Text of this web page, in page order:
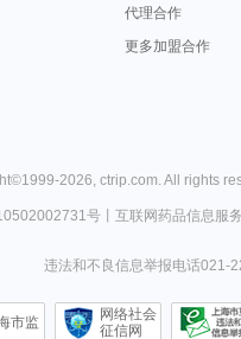
代理合作
更多加盟合作
1999-2026, ctrip.com. All rights
号丨 互联网药品信息服
违法和不良信息举报电话021-
市监
网络社会
征信网